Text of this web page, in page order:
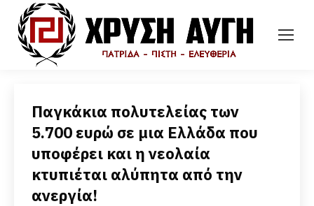
Παγκάκια πολυτελείας των
5.700 ευρώ σε μια Ελλάδα που
υποφέρει και η νεολαία
κτυπιέται αλύπητα από την
ανεργία!